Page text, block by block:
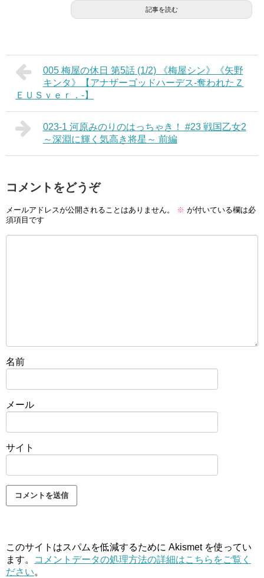
記事を読む
005 梅屋の休日 第5話 (1/2) 《梅屋シン》《矢野
キンタ》【アナザーゴッドハーデス-奪われたＺ
ＥＵＳｖｅｒ．-】
023-1 河原みのりのはっちゃき！ #23 戦国乙女2
～深淵に輝く気高き将星～ 前編
コメントをどうぞ
メールアドレスが公開されることはありません。 ※ が付いている欄は必
須項目です
名前
メール
サイト
このサイトはスパムを低減するために Akismet を使ってい
ます。
コメントデータの処理方法の詳細はこちらをご覧く
ださい。